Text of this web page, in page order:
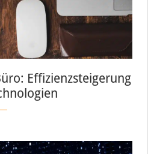
Effizienzsteigerung